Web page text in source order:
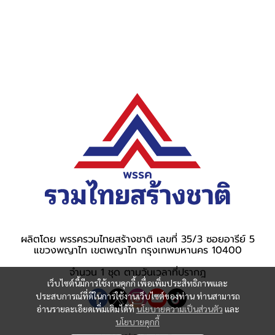
เว็บไซต์นี้มีการใช้งานคุกกี้ เพื่อเพิ่มประสิทธิภาพและ
ประสบการณ์ที่ดีในการใช้งานเว็บไซต์ของท่าน ท่านสามารถ
อ่านรายละเอียดเพิ่มเติมได้ที่นโยบายความเป็นส่วนตัว และ
นโยบายคุกกี้
ผลิตโดย พรรครวมไทยสร้างชาติ เลขที่ 35/3 ซอยอารีย์ 5
แขวงพญาไท เขตพญาไท กรุงเทพมหานคร 10400
จำนวน 1 ชุด ตามวันเวลาที่ปรากฎ